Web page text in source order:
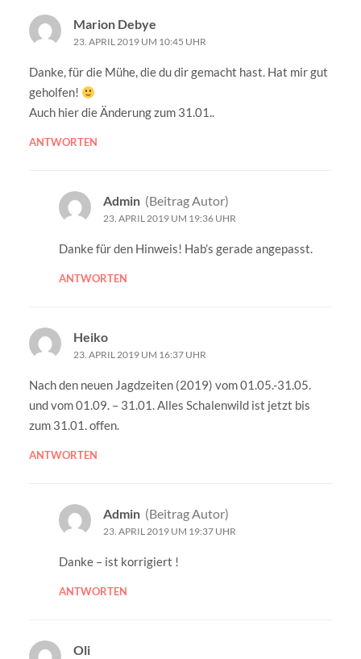
Marion Debye
23. APRIL 2019 UM 10:45 UHR
Danke, für die Mühe, die du dir gemacht hast. Hat mir gut
geholfen!
Auch hier die Änderung zum 31.01..
ANTWORTEN
Admin (Beitrag Autor)
23. APRIL 2019 UM 19:36 UHR
Danke für den Hinweis! Hab’s gerade angepasst.
ANTWORTEN
Heiko
23. APRIL 2019 UM 16:37 UHR
Nach den neuen Jagdzeiten (2019) vom 01.05.-31.05.
und vom 01.09. – 31.01. Alles Schalenwild ist jetzt bis
zum 31.01. offen.
ANTWORTEN
Admin (Beitrag Autor)
23. APRIL 2019 UM 19:37 UHR
Danke – ist korrigiert !
ANTWORTEN
Oli